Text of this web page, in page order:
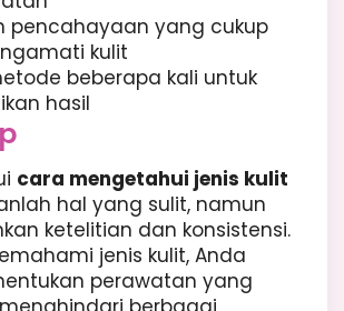
pencahayaan yang cukup
kulit
beberapa kali untuk
hasil
cara mengetahui jenis kulit
hal yang sulit, namun
ketelitian dan konsistensi.
jenis kulit, Anda
perawatan yang